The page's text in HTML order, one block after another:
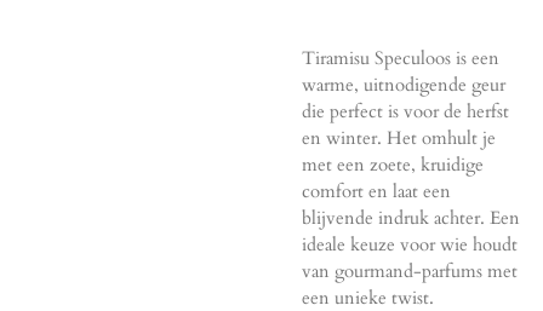
Tiramisu Speculoos is een
warme, uitnodigende geur
die perfect is voor de herfst
en winter. Het omhult je
met een zoete, kruidige
comfort en laat een
blijvende indruk achter. Een
ideale keuze voor wie houdt
van gourmand-parfums met
een unieke twist.